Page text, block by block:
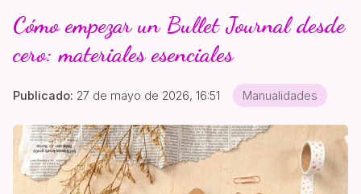
Cómo empezar un Bullet Journal desde
cero: materiales esenciales
Publicado: 27 de mayo de 2026, 16:51 Manualidades